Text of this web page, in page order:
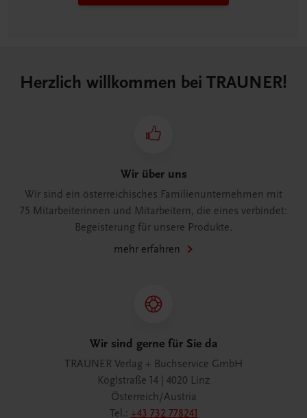
Herzlich willkommen bei TRAUNER!
Wir über uns
Wir sind ein österreichisches Familienunternehmen mit
75 Mitarbeiterinnen und Mitarbeitern, die eines verbindet:
Begeisterung für unsere Produkte.
mehr erfahren
Wir sind gerne für Sie da
TRAUNER Verlag + Buchservice GmbH
Köglstraße 14 | 4020 Linz
Österreich/Austria
Tel.: +43 732 778241